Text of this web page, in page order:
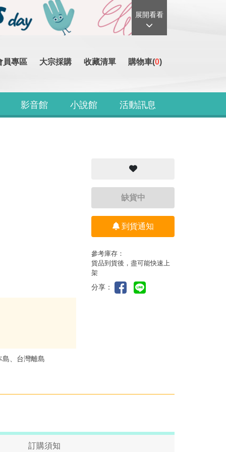
展開看看
員專區 大宗採購 收藏清單 購物車(0)
影音館 小說館 活動訊息
島、台灣離島
缺貨中
到貨通知
參考庫存：
貨品到貨後，盡可能快速上
架
分享：
訂購須知